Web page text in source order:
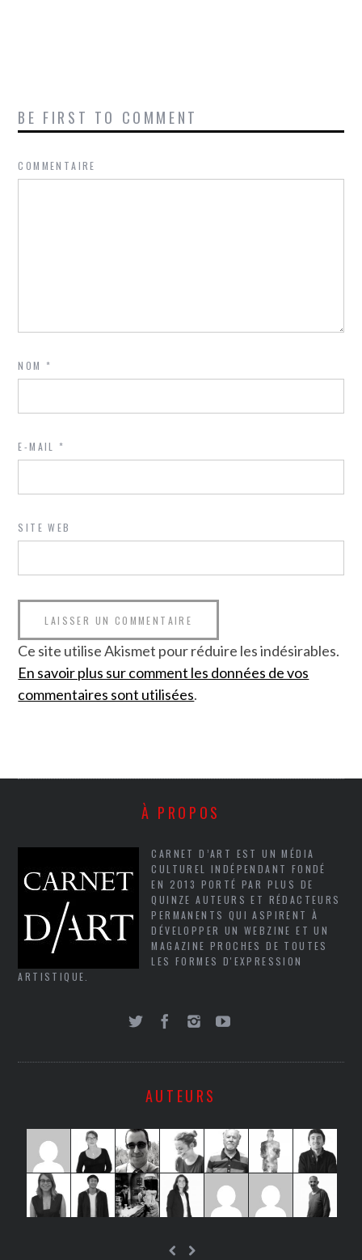
BE FIRST TO COMMENT
COMMENTAIRE
NOM*
E-MAIL*
SITE WEB
Ce site utilise Akismet pour réduire les indésirables.
En savoir plus sur comment les données de vos
commentaires sont utilisées.
À PROPOS
CARNET D’ART EST UN MÉDIA
CULTUREL INDÉPENDANT FONDÉ
EN 2013 PORTÉ PAR PLUS DE
QUINZE AUTEURS ET RÉDACTEURS
PERMANENTS QUI ASPIRENT À
DÉVELOPPER UN WEBZINE ET UN
MAGAZINE PROCHES DE TOUTES
LES FORMES D'EXPRESSION
ARTISTIQUE.
AUTEURS